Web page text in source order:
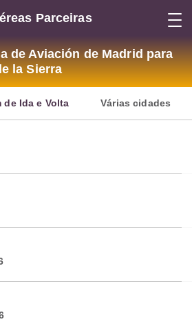
Parceiras
de Aviación de Madrid para
la Sierra
de Ida e Volta Várias cidades